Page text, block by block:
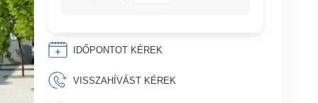
IDŐPONTOT KÉREK
VISSZAHÍVÁST KÉREK